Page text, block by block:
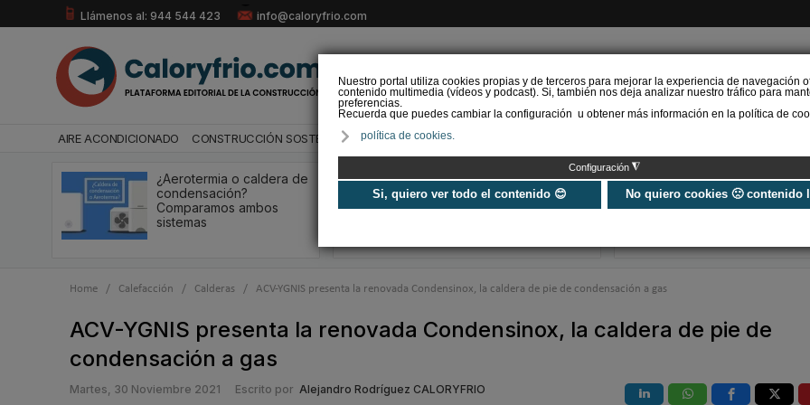
Nuestro portal utiliza cookies propias y de terceros para mejorar la experiencia de navegación
contenido multimedia (vídeos y podcast). Si, también nos deja analizar nuestro tráfico para
preferencias.
Recuerda que puedes cambiar la configuración u obtener más información en la política de
política de cookies.
Configuración ◮
Si, quiero ver todo el contenido 😊 No quiero cookies 🙁 contenido
Llámenos al: 944 544 423 info@caloryfrio.com
AIRE ACONDICIONADO CONSTRUCCIÓN SOSTENIBLE ENERGÍAS RENOVABLES
¿Aerotermia o caldera de
condensación?
Comparamos ambos
sistemas
El frío reactiva el debate
sobre el confort y sitúa la
renovación del parque
Acumuladores
cómo
mejorar la
Home / Calefacción / Calderas / ACV-YGNIS presenta la renovada Condensinox, la caldera de pie de condensación a gas
ACV-YGNIS presenta la renovada Condensinox, la caldera de pie de
condensación a gas
Martes, 30 Noviembre 2021 Escrito por Alejandro Rodríguez CALORYFRIO